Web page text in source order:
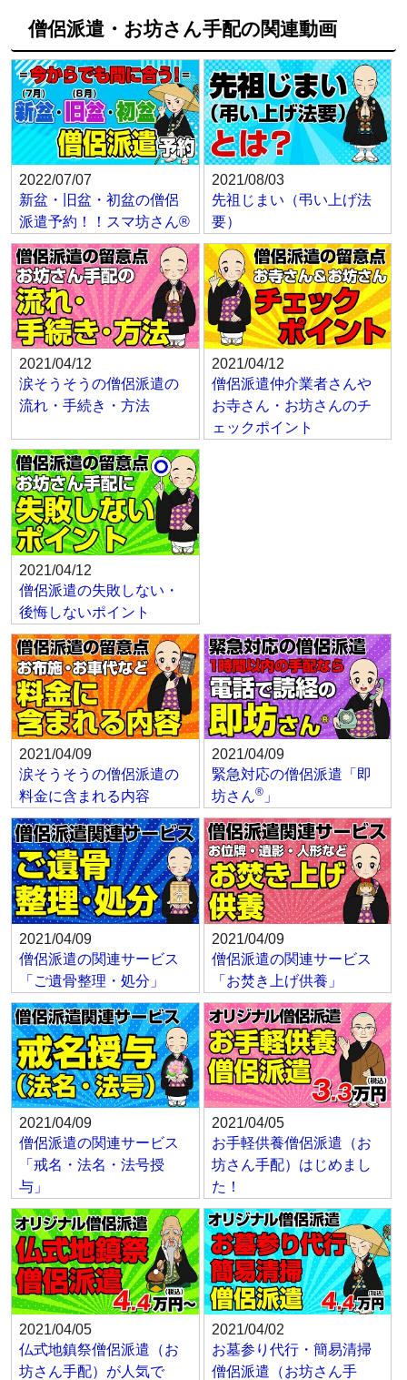
僧侶派遣・お坊さん手配の関連動画
2022/07/07
新盆・旧盆・初盆の僧侶
派遣予約！！スマ坊さん®
2021/08/03
先祖じまい（弔い上げ法
要）
2021/04/12
涙そうそうの僧侶派遣の
流れ・手続き・方法
2021/04/12
僧侶派遣仲介業者さんや
お寺さん・お坊さんのチ
ェックポイント
2021/04/12
僧侶派遣の失敗しない・
後悔しないポイント
2021/04/09
涙そうそうの僧侶派遣の
料金に含まれる内容
2021/04/09
緊急対応の僧侶派遣「即
坊さん®」
2021/04/09
僧侶派遣の関連サービス
「ご遺骨整理・処分」
2021/04/09
僧侶派遣の関連サービス
「お焚き上げ供養」
2021/04/09
僧侶派遣の関連サービス
「戒名・法名・法号授
与」
2021/04/05
お手軽供養僧侶派遣（お
坊さん手配）はじめまし
た！
2021/04/05
仏式地鎮祭僧侶派遣（お
坊さん手配）が人気で
2021/04/02
お墓参り代行・簡易清掃
僧侶派遣（お坊さん手